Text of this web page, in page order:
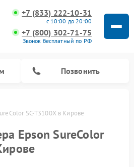
+7 (833) 222-10-31
с 10:00 до 20:00
+7 (800) 302-71-75
Звонок бесплатный по РФ
Позвонить
SC-T3100X в Кирове
Epson SureColor